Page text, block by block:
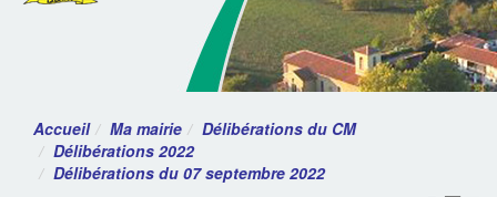
Accueil Ma mairie
Délibérations du CM
Délibérations 2022
Délibérations du 07 septembre 2022